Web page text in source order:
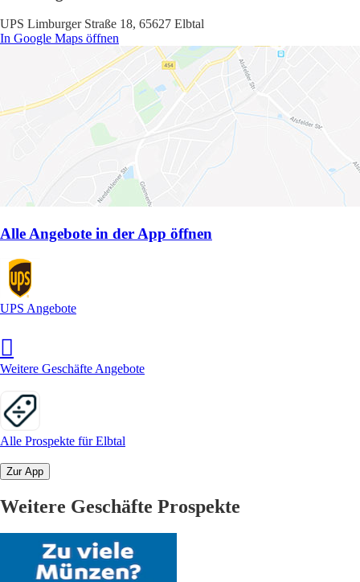
UPS Limburger Straße 18, 65627 Elbtal
In Google Maps öffnen
Alle Angebote in der App öffnen
UPS Angebote
Weitere Geschäfte Angebote
Alle Prospekte für Elbtal
Zur App
Weitere Geschäfte Prospekte